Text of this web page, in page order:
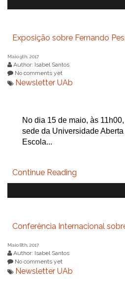
Exposição sobre Fernando
Maio 9th, 2017
Author: Isabel Santos
No comments yet
Newsletter UAb
No dia 15 de maio, às
sede da Universidade
Escola...
Continue Reading
Conferência Internacional
Maio 8th, 2017
Author: Isabel Santos
No comments yet
Newsletter UAb